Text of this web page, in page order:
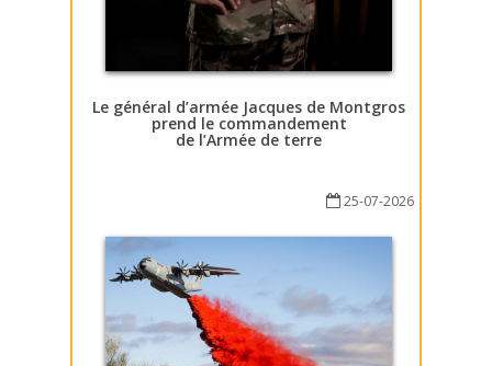
Le général d’armée Jacques de Montgros
prend le commandement
de l’Armée de terre
25-07-2026